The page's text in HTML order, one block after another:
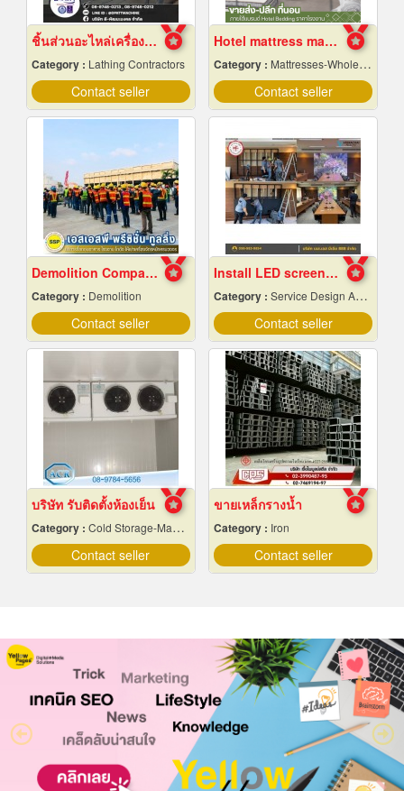
ชิ้นส่วนอะไหล่เครื่องจักรกล
Category : Lathing Contractors
Contact seller
Hotel mattress manufacturing factory
Category : Mattresses-Wholesale & Manufacturers
Contact seller
Demolition Company Samut Prakan
Category : Demolition
Contact seller
Install LED screens inside the auditorium
Category : Service Design And Advertising 24 Hours.
Contact seller
บริษัท รับติดตั้งห้องเย็น
Category : Cold Storage-Manufacturers & Installation Designer
Contact seller
ขายเหล็กรางน้ำ
Category : Iron
Contact seller